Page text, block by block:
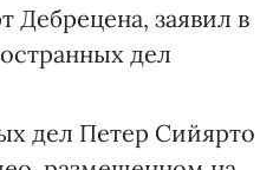
заявил в
дел
дел Петер Сийярто